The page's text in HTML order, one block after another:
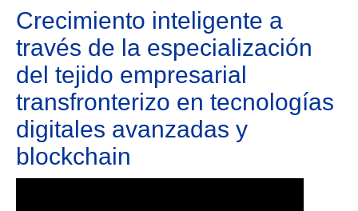
Crecimiento inteligente a
través de la especialización
del tejido empresarial
transfronterizo en tecnologías
digitales avanzadas y
blockchain